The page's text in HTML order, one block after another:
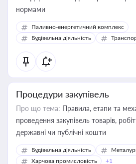
нормами
Паливно-енергетичний комплекс
Будівельна діяльність
Процедури закупівель
Про що тема: Правила, етапи та
проведення закупівель товарів,
державні чи публічні кошти
Будівельна діяльність
Харчова промисловість
+1